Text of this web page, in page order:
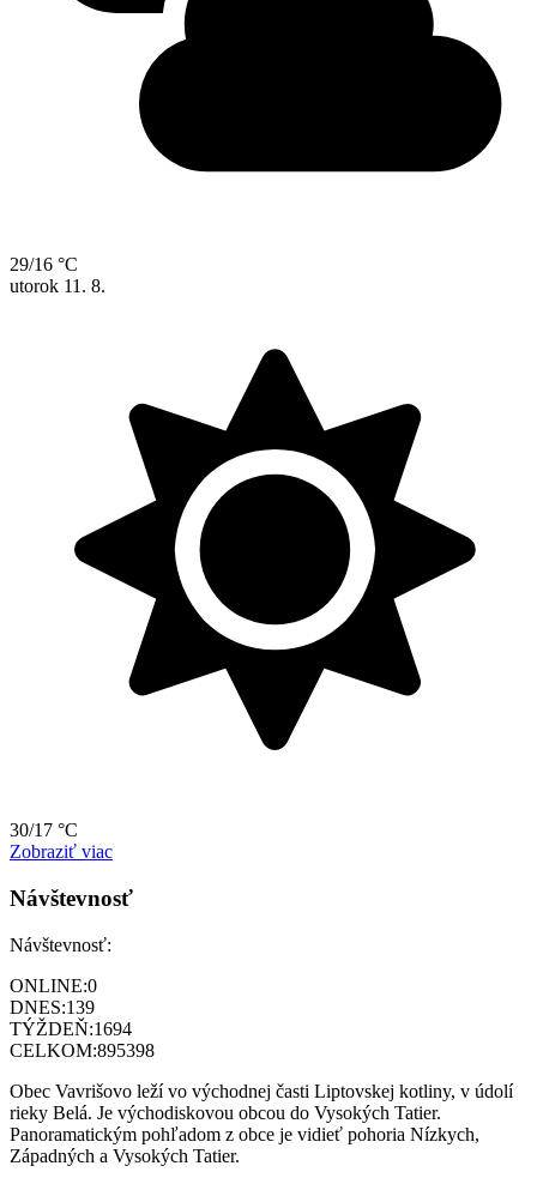
29/16 °C
utorok 11. 8.
30/17 °C
Zobraziť viac
Návštevnosť
Návštevnosť:
ONLINE:0
DNES:139
TÝŽDEŇ:1694
CELKOM:895398
Obec Vavrišovo leží vo východnej časti Liptovskej kotliny, v údolí
rieky Belá. Je východiskovou obcou do Vysokých Tatier.
Panoramatickým pohľadom z obce je vidieť pohoria Nízkych,
Západných a Vysokých Tatier.